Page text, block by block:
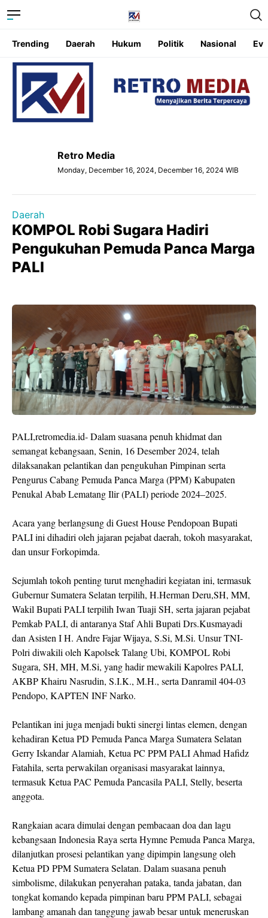
Trending Daerah Hukum Politik Nasional
Retro Media
Monday, December 16, 2024, December 16, 2024 WIB
Daerah
KOMPOL Robi Sugara Hadiri
Pengukuhan Pemuda Panca Marga
PALI
PALI,retromedia.id- Dalam suasana penuh khidmat dan
semangat kebangsaan, Senin, 16 Desember 2024, telah
dilaksanakan pelantikan dan pengukuhan Pimpinan serta
Pengurus Cabang Pemuda Panca Marga (PPM) Kabupaten
Penukal Abab Lematang Ilir (PALI) periode 2024–2025.
Acara yang berlangsung di Guest House Pendopoan Bupati
PALI ini dihadiri oleh jajaran pejabat daerah, tokoh masyarakat,
dan unsur Forkopimda.
Sejumlah tokoh penting turut menghadiri kegiatan ini, termasuk
Gubernur Sumatera Selatan terpilih, H.Herman Deru,SH, MM,
Wakil Bupati PALI terpilih Iwan Tuaji SH, serta jajaran pejabat
Pemkab PALI, di antaranya Staf Ahli Bupati Drs.Kusmayadi
dan Asisten I H. Andre Fajar Wijaya, S.Si, M.Si. Unsur TNI-
Polri diwakili oleh Kapolsek Talang Ubi, KOMPOL Robi
Sugara, SH, MH, M.Si, yang hadir mewakili Kapolres PALI,
AKBP Khairu Nasrudin, S.I.K., M.H., serta Danramil 404-03
Pendopo, KAPTEN INF Narko.
Pelantikan ini juga menjadi bukti sinergi lintas elemen, dengan
kehadiran Ketua PD Pemuda Panca Marga Sumatera Selatan
Gerry Iskandar Alamiah, Ketua PC PPM PALI Ahmad Hafidz
Fatahila, serta perwakilan organisasi masyarakat lainnya,
termasuk Ketua PAC Pemuda Pancasila PALI, Stelly, beserta
anggota.
Rangkaian acara dimulai dengan pembacaan doa dan lagu
kebangsaan Indonesia Raya serta Hymne Pemuda Panca Marga,
dilanjutkan prosesi pelantikan yang dipimpin langsung oleh
Ketua PD PPM Sumatera Selatan. Dalam suasana penuh
simbolisme, dilakukan penyerahan pataka, tanda jabatan, dan
tongkat komando kepada pimpinan baru PPM PALI, sebagai
lambang amanah dan tanggung jawab besar untuk meneruskan